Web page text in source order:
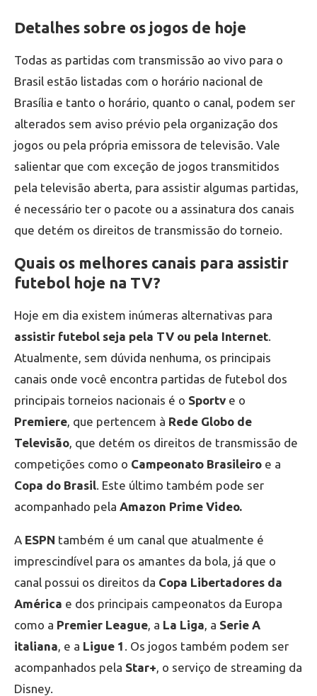
Detalhes sobre os jogos de hoje
Todas as partidas com transmissão ao vivo para o
Brasil estão listadas com o horário nacional de
Brasília e tanto o horário, quanto o canal, podem ser
alterados sem aviso prévio pela organização dos
jogos ou pela própria emissora de televisão. Vale
salientar que com exceção de jogos transmitidos
pela televisão aberta, para assistir algumas partidas,
é necessário ter o pacote ou a assinatura dos canais
que detém os direitos de transmissão do torneio.
Quais os melhores canais para assistir
futebol hoje na TV?
Hoje em dia existem inúmeras alternativas para
assistir futebol seja pela TV ou pela Internet.
Atualmente, sem dúvida nenhuma, os principais
canais onde você encontra partidas de futebol dos
principais torneios nacionais é o Sportv e o
Premiere, que pertencem à Rede Globo de
Televisão, que detém os direitos de transmissão de
competições como o Campeonato Brasileiro e a
Copa do Brasil. Este último também pode ser
acompanhado pela Amazon Prime Video.
A ESPN também é um canal que atualmente é
imprescindível para os amantes da bola, já que o
canal possui os direitos da Copa Libertadores da
América e dos principais campeonatos da Europa
como a Premier League, a La Liga, a Serie A
italiana, e a Ligue 1 . Os jogos também podem ser
acompanhados pela Star+, o serviço de streaming da
Disney.